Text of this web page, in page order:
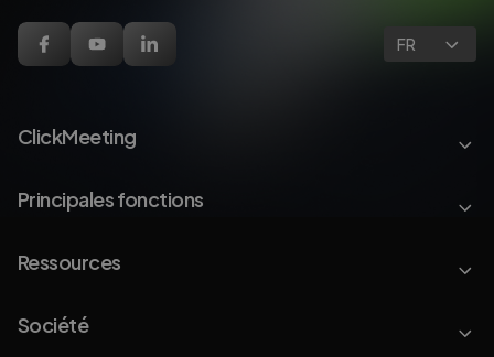
FR
ClickMeeting
Principales fonctions
Ressources
Société